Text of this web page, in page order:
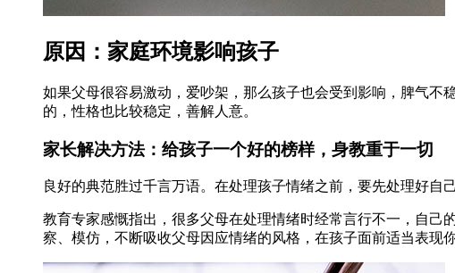
原因：家庭环境影响孩子
如果父母很容易激动，爱吵架，那么孩子也会受到影响，脾气
的，性格也比较稳定，善解人意。
家长解决方法：给孩子一个好的榜样，身教重于一切
良好的典范胜过千言万语。在处理孩子情绪之前，要先处理好自己
教育专家感慨指出，很多父母在处理情绪时经常言行不一，自
察、模仿，不断吸收父母因应情绪的风格，在孩子面前适当表现